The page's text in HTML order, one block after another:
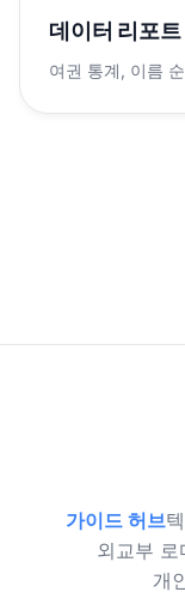
데이터 리포
여권 통계, 이름
가이드 허브
외교부 로
개